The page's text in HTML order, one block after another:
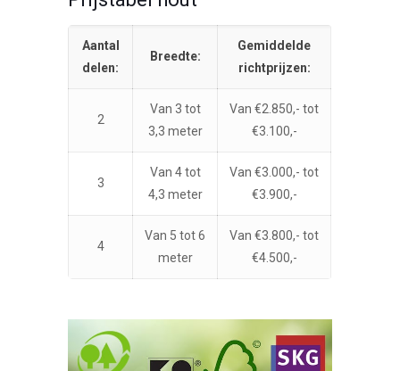
Aantal
delen:
Breedte:
Gemiddelde
richtprijzen:
2
Van 3 tot
3,3 meter
Van €2.850,- tot
€3.100,-
3
Van 4 tot
4,3 meter
Van €3.000,- tot
€3.900,-
4
Van 5 tot 6
meter
Van €3.800,- tot
€4.500,-